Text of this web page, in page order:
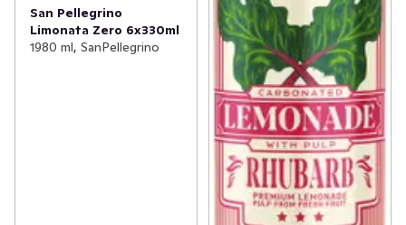
San Pellegrino
Limonata Zero 6x330ml
1980 ml, SanPellegrino